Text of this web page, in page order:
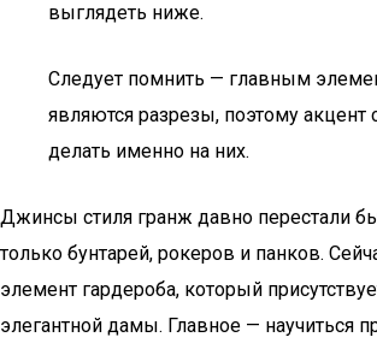
выглядеть ниже.
Следует помнить — главным
являются разрезы, поэтому акцент
делать именно на них.
Джинсы стиля гранж давно перестали
только бунтарей, рокеров и панков.
элемент гардероба, который
элегантной дамы. Главное — научиться